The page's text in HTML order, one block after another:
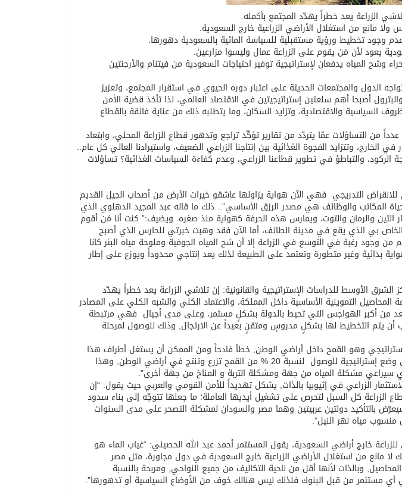
الزراعة يعد خطراً يهدّد المجتمع بأكمله.
مانع من استغلال الأراضي الزراعية خارج السعودية.
وجود تخطيط ورؤية مستقبلية للسياسة المائية بالسعودية دهورها.
يعود لأن مَن يقوم على الزراعة عمال وليسوا مزارعين.
وشح المياه يدفعان لإستراتيجية توفير احتياجات السعودية من فيتنام والأرجنتين
الدول والمجتمعات الحديثة على اعتبار دوره الحيوي في استقرار المجتمع، وتعزيز
أصبحا أهم سلعتين إستراتيجيتين في الاقتصاد العالمي، لذا تأخذ قضية الأمن
والاقتصادية، وتزايد السكان، وما يتطلبه ذلك من عناية فائقة بالقطاع
من التساؤلات عمّا يتردّد من تقارير تؤكّد تراجع وتدهور قطاع الزراعة المحلي، وابتعاد
الخارج، وتتزايد الفجوة الغذائية بين إنتاجنا الزراعي الضعيف، واستيرادنا العالي كل عام..
والتباطؤ في تطوير قطاعنا الزراعي، وعدم كفاءة السياسات الغذائية؟ تساؤلات
التدريجي فهي الآن هواية يزاولها عاشقو خيرات الأرض من أصحاب الجيل القديم
المكاتب والوظائف هي مصدر الرزق الأساسي”.. ذلك ما قاله عبد المجيد الدهلوي الذي
والرمان والتوت، ويمارس هذه الحرفة كهواية منذ صغره. ويضيف:” كنت أنا مَن أقوم
الخاص بي الذي يقع في مدينة الطائف، أما الآن فقد وهبت خبرتي للحارس الذي أصبح
وجود رغبة في التوسع في الزراعة إلا أن شح المياه الجوفية وملوحة مياه البئر كانا
بدائية وغير متطورة وتعتمد على الطبيعة لذلك يعد إنتاجي محدوداً ويوزع على إطار
الأوسط للدراسات الإستراتيجية والقانونية: إن تلاشي الزراعة يعد خطراً يهدّد
المحاصيل التموينية الأساسية داخل المملكة، والاعتماد الكلي والشبه الكلي على المصادر
يعد من أكبر الهواجس التي تحيط بالدولة بشكلٍ مستمر، وعلى مدى أجيال فهي مرتبطة
يتم التخطيط لها بشكلٍ مدروسٍ ومتقنٍ بعيداً عن الارتجال, وذلك للوصول لمرحلة
وهو القمح داخل أراضي الوطن, خطأ فادحاً ومن الممكن أن يستغل أطراف هذا
الخلل ضدّنا سياسياً وقت الأزمات , فلا بد من وضع إستراتيجية للوصول لنسبة 20 % من القمح تزرع وتنتج في أراضي الوطن, وهذا
سيراعي مشكلة المياه من جهة ومشكلة التربة و المناخ من جهة أخرى”.
الزراعي في إثيوبيا بالذات, يشكل تهديداً للأمن القومي والعربي حيث يقول: “إن
الزراعة كل السبل لتحرص على تشغيل أيديها العاملة؛ ما جعلها تتوجّه إلى بناء سدود
بالتأكيد دولتين عربيتين وهما مصر والسودان لمشكلة التصحر على مدى السنوات
مياه نهر النيل”.
خارج أراضي السعودية، يقول المستثمر أحمد عبد الله الحصيني: “غياب الماء هو
لا مانع من استغلال الأراضي الزراعية خارج السعودية في دول مجاورة، مثل مصر
وبالذات لأنها أقل من ناحية التكاليف من جميع النواحي, ومربحة بالنسبة
أي مستثمر من قبل البنوك فلذلك ليس هنالك خوف من الأوضاع السياسية أو تدهورها”.